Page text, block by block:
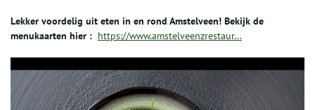
Lekker voordelig uit eten in en rond Amstelveen! Bekijk de
menukaarten hier : https://www.amstelveenzrestaur...